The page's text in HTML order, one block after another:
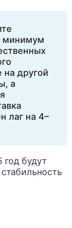
минимум
на другой
а
лаг на 4–
будут